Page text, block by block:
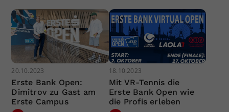
20.10.2023
Erste Bank Open:
Dimitrov zu Gast am
Erste Campus
18.10.2023
Mit VR-Tennis die
Erste Bank Open wie
die Profis erleben